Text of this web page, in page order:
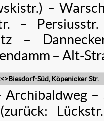
–
–
–
– Alt-
Süd, Köpenicker Str.
Archibaldweg